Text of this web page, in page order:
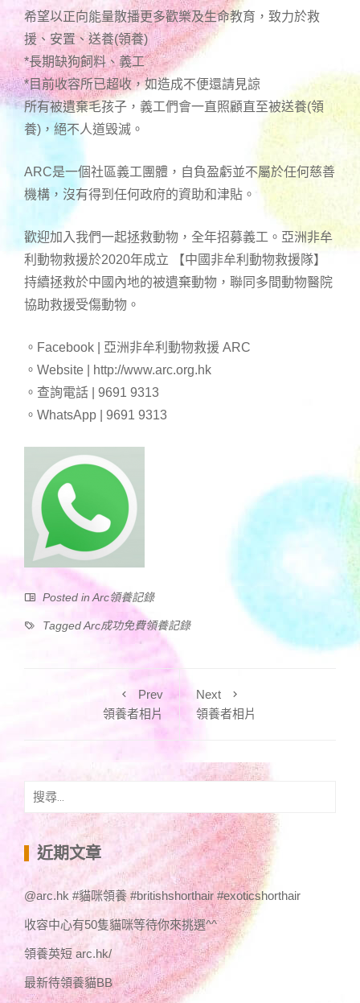
希望以正向能量散播更多歡樂及生命教育，致力於救
援、安置、送養(領養)
*長期缺狗飼料、義工
*目前收容所已超收，如造成不便還請見諒
所有被遺棄毛孩子，義工們會一直照顧直至被送養(領
養)，絕不人道毁滅。
ARC是一個社區義工團體，自負盈虧並不屬於任何慈善
機構，沒有得到任何政府的資助和津貼。
歡迎加入我們一起拯救動物，全年招募義工。亞洲非牟
利動物救援於2020年成立 【中國非牟利動物救援隊】
持續拯救於中國內地的被遺棄動物，聯同多間動物醫院
協助救援受傷動物。
。Facebook | 亞洲非牟利動物救援 ARC
。Website | http://www.arc.org.hk
。查詢電話 | 9691 9313
。WhatsApp | 9691 9313
Posted in Arc領養記錄
TaggedArc成功免費領養記錄
Prev
領養者相片
Next
領養者相片
搜
鍵 近期文章
@arc.hk #貓咪領養 #britishshorthair #exoticshorthair
收容中心有50隻貓咪等待你來挑選^^
領養英短 arc.hk/
最新待領養貓BB